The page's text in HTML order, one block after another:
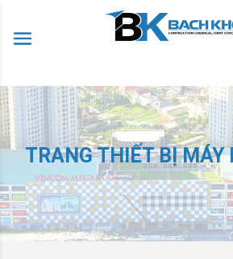
TRANG THIẾT BỊ MÁY